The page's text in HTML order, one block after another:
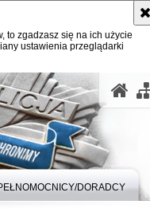
to zgadzasz się na ich użycie
ustawienia przeglądarki
DORADCY